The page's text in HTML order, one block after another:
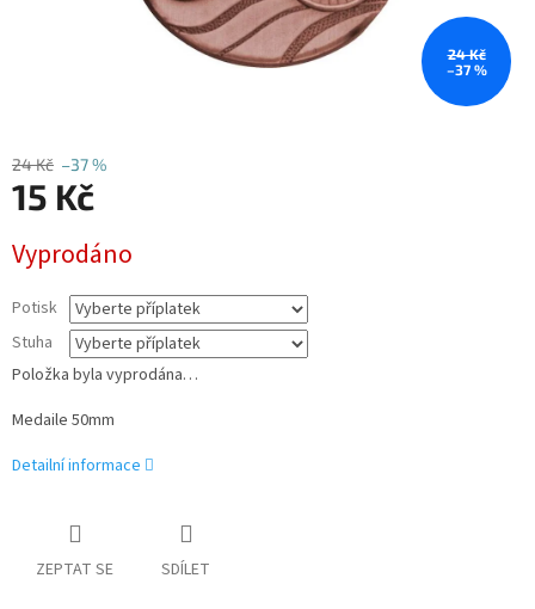
24 Kč
–37 %
24 Kč –37 %
15 Kč
cena:
Vyprodáno
Potisk
Stuha
Položka byla vyprodána…
Medaile 50mm
Detailní informace
ZEPTAT SE SDÍLET